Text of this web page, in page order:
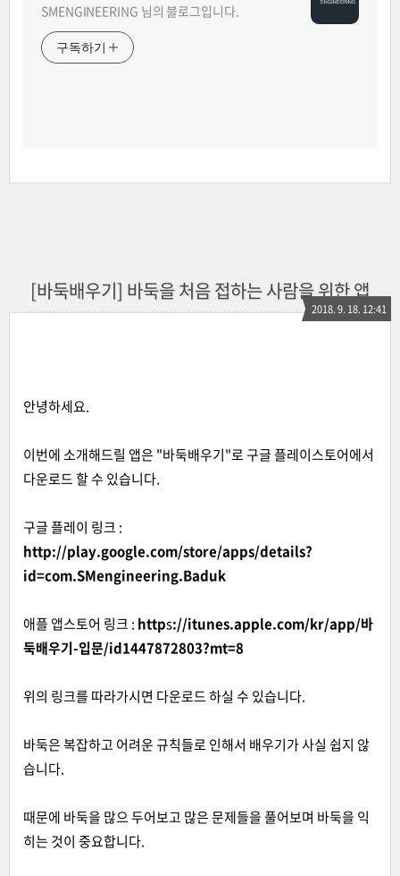
SMENGINEERING 님의 블로그입니다.
구독하기
[바둑배우기] 바둑을 처음 접하는 사람을 위한 앱
2018. 9. 18. 12:41
안녕하세요.
이번에 소개해드릴 앱은 "바둑배우기"로 구글 플레이스토어에서
다운로드 할 수 있습니다.
구글 플레이 링크 :
http://play.google.com/store/apps/details?
id=com.SMengineering.Baduk
애플 앱스토어 링크 : https://itunes.apple.com/kr/app/바
둑배우기-입문/id1447872803?mt=8
위의 링크를 따라가시면 다운로드 하실 수 있습니다.
바둑은 복잡하고 어려운 규칙들로 인해서 배우기가 사실 쉽지 않
습니다.
때문에 바둑을 많으 두어보고 많은 문제들을 풀어보며 바둑을 익
히는 것이 중요합니다.